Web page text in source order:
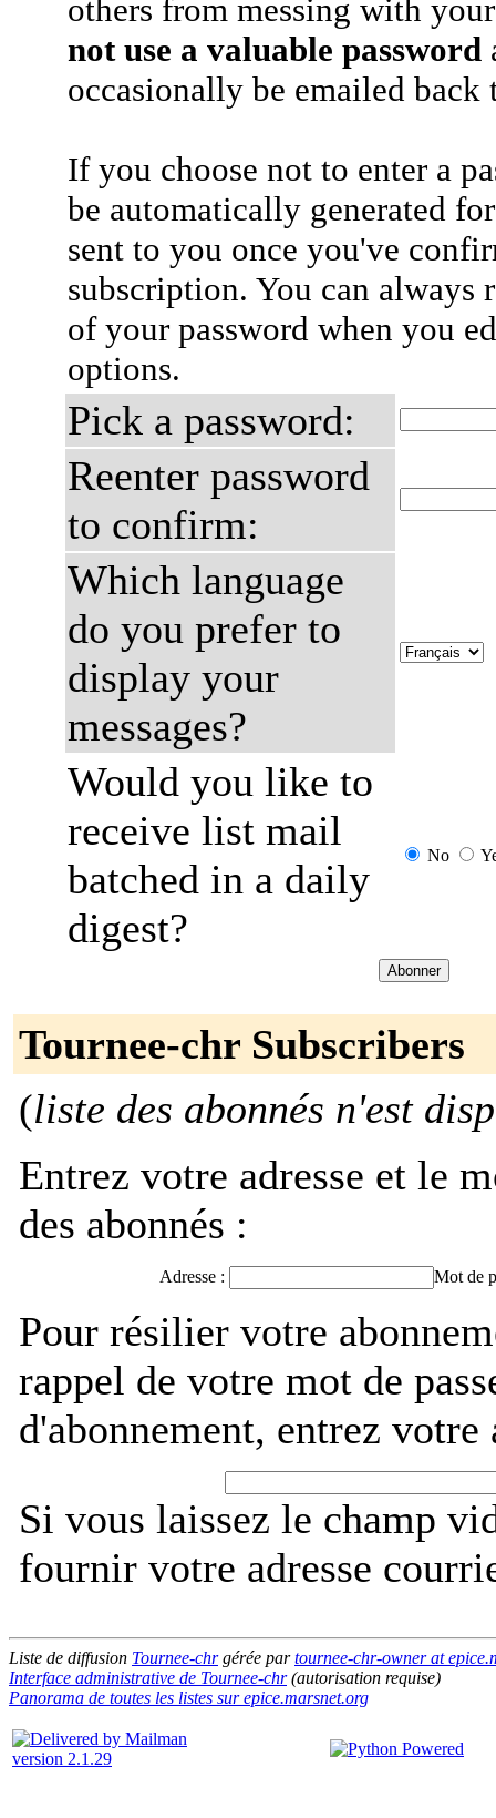
others from messing with
not use a valuable password
occasionally be emailed
If you choose not to enter a
be automatically generated
sent to you once you've
subscription. You can always
of your password when you
options.
Pick a password:
Reenter password
to confirm:
Which language
do you prefer to
display your
messages?
Would you like to
receive list mail
batched in a daily
digest?
No
Tournee-chr Subscribers
(liste des abonnés n'est
Entrez votre adresse et le
des abonnés :
Adresse : Mot de
Pour résilier votre
rappel de votre mot de
d'abonnement, entrez
Si vous laissez le champ
fournir votre adresse
Liste de diffusion Tournee-chrgérée partournee-chr-owner at
Interface administrative de Tournee-chr(autorisation requise)
Panorama de toutes les listes sur epice.marsnet.org
version 2.1.29